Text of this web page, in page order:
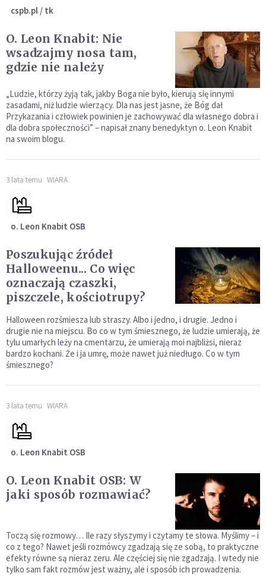
cspb.pl / tk
O. Leon Knabit: Nie
wsadzajmy nosa tam,
gdzie nie należy
„Ludzie, którzy żyją tak, jakby Boga nie było, kierują się innymi
zasadami, niż ludzie wierzący. Dla nas jest jasne, że Bóg dał
Przykazania i człowiek powinien je zachowywać dla własnego dobra i
dla dobra społeczności” – napisał znany benedyktyn o. Leon Knabit
na swoim blogu.
3 lata temu WIARA
o. Leon Knabit OSB
Poszukując źródeł
Halloweenu... Co więc
oznaczają czaszki,
piszczele, kościotrupy?
Halloween rozśmiesza lub straszy. Albo i jedno, i drugie. Jedno i
drugie nie na miejscu. Bo co w tym śmiesznego, że ludzie umierają, że
tylu umarłych leży na cmentarzu, że umierają moi najbliżsi, nieraz
bardzo kochani. Że i ja umrę, może nawet już niedługo. Co w tym
śmiesznego?
3 lata temu WIARA
o. Leon Knabit OSB
O. Leon Knabit OSB: W
jaki sposób rozmawiać?
Toczą się rozmowy… Ile razy słyszymy i czytamy te słowa. Myślimy – i
co z tego? Nawet jeśli rozmówcy zgadzają się ze sobą, to praktyczne
efekty równe są nieraz zeru. Ale częściej się nie zgadzają. I wtedy nie
tylko sam fakt rozmów jest ważny, ale i sposób ich prowadzenia.